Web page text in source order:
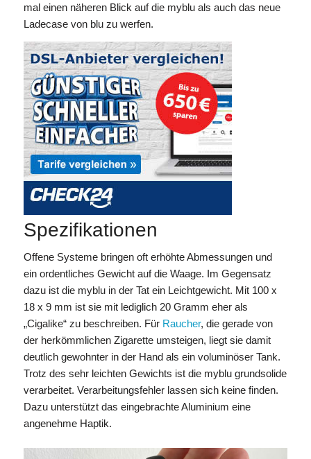
mal einen näheren Blick auf die myblu als auch das neue
Ladecase von blu zu werfen.
Spezifikationen
Offene Systeme bringen oft erhöhte Abmessungen und
ein ordentliches Gewicht auf die Waage. Im Gegensatz
dazu ist die myblu in der Tat ein Leichtgewicht. Mit 100 x
18 x 9 mm ist sie mit lediglich 20 Gramm eher als
„Cigalike“ zu beschreiben. Für Raucher, die gerade von
der herkömmlichen Zigarette umsteigen, liegt sie damit
deutlich gewohnter in der Hand als ein voluminöser Tank.
Trotz des sehr leichten Gewichts ist die myblu grundsolide
verarbeitet. Verarbeitungsfehler lassen sich keine finden.
Dazu unterstützt das eingebrachte Aluminium eine
angenehme Haptik.